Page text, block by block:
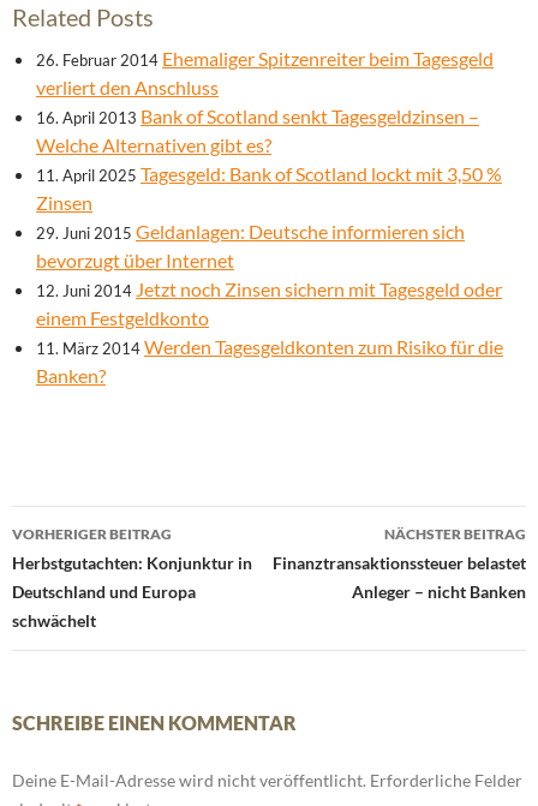
Related Posts
26. Februar 2014 Ehemaliger Spitzenreiter beim Tagesgeld
verliert den Anschluss
16. April 2013 Bank of Scotland senkt Tagesgeldzinsen –
Welche Alternativen gibt es?
11. April 2025 Tagesgeld: Bank of Scotland lockt mit 3,50 %
Zinsen
29. Juni 2015 Geldanlagen: Deutsche informieren sich
bevorzugt über Internet
12. Juni 2014 Jetzt noch Zinsen sichern mit Tagesgeld oder
einem Festgeldkonto
11. März 2014Werden Tagesgeldkonten zum Risiko für die
Banken?
Beitrags-
Navigation
VORHERIGER BEITRAG
Herbstgutachten: Konjunktur in
Deutschland und Europa
schwächelt
NÄCHSTER BEITRAG
Finanztransaktionssteuer belastet
Anleger – nicht Banken
SCHREIBE EINEN KOMMENTAR
Deine E-Mail-Adresse wird nicht veröffentlicht. Erforderliche Felder